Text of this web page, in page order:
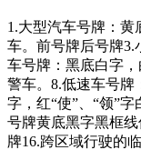
1.大型汽车号牌：
车。前号牌后号牌3.
车号牌：黑底白字
警车。8.低速车号牌
字，红“使”、“领”
号牌黄底黑字黑框
牌16.跨区域行驶的